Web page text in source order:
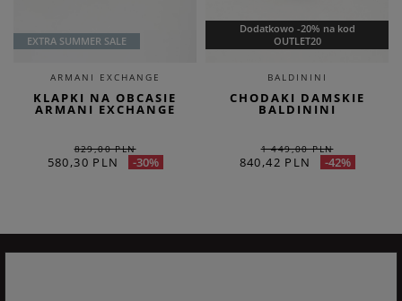
EXTRA SUMMER SALE
ARMANI EXCHANGE
KLAPKI NA OBCASIE
ARMANI EXCHANGE
829,00 PLN
580,30 PLN -30%
Dodatkowo -20% na kod
OUTLET20
BALDININI
CHODAKI DAMSKIE
BALDININI
1 449,00 PLN
840,42 PLN -42%